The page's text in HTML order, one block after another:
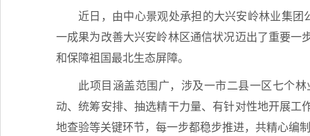
近日，由中心景观处承担的大兴安岭林业集
一成果为改善大兴安岭林区通信状况迈出了重要一
和保障祖国最北生态屏障。
此项目涵盖范围广，涉及一市二县一区七个
动、统筹安排、抽选精干力量、有针对性地开展
地查验等关键环节，每一步都稳步推进，共精心编